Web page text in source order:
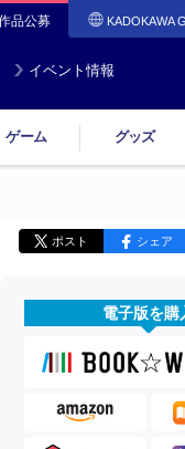
品公募 KADOKAWA
イベント情報
ゲーム グッズ
ポスト シェア
電子版を購